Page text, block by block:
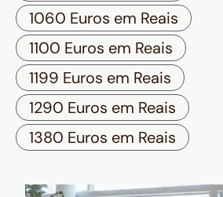
1060 Euros em Reais
1100 Euros em Reais
1199 Euros em Reais
1290 Euros em Reais
1380 Euros em Reais